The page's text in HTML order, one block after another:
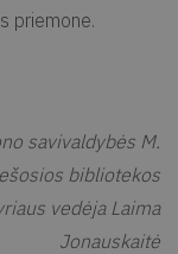
priemone.
savivaldybės M.
bibliotekos
vedėja Laima
Jonauskaitė